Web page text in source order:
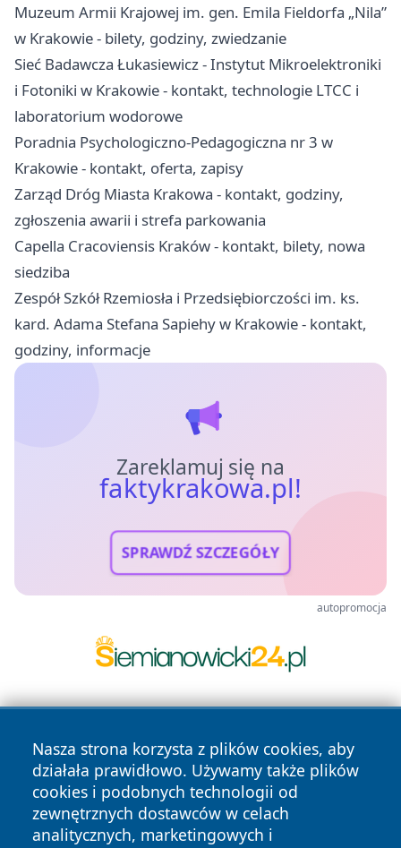
Muzeum Armii Krajowej im. gen. Emila Fieldorfa „Nila”
w Krakowie - bilety, godziny, zwiedzanie
Sieć Badawcza Łukasiewicz - Instytut Mikroelektroniki
i Fotoniki w Krakowie - kontakt, technologie LTCC i
laboratorium wodorowe
Poradnia Psychologiczno-Pedagogiczna nr 3 w
Krakowie - kontakt, oferta, zapisy
Zarząd Dróg Miasta Krakowa - kontakt, godziny,
zgłoszenia awarii i strefa parkowania
Capella Cracoviensis Kraków - kontakt, bilety, nowa
siedziba
Zespół Szkół Rzemiosła i Przedsiębiorczości im. ks.
kard. Adama Stefana Sapiehy w Krakowie - kontakt,
godziny, informacje
Zareklamuj się na
faktykrakowa.pl!
SPRAWDŹ SZCZEGÓŁY
autopromocja
Nasza strona korzysta z plików cookies, aby
działała prawidłowo. Używamy także plików
cookies i podobnych technologii od
zewnętrznych dostawców w celach
analitycznych, marketingowych i
Copyright © 2026 faktykrakowa.pl Wszystkie prawa
zastrzeżone.